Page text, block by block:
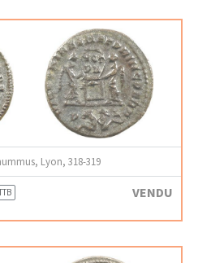
Lyon, 318-319
VENDU